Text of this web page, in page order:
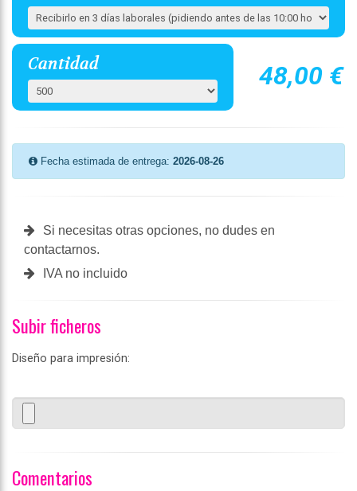
Cantidad 48,00 €
Fecha estimada de entrega: 2026-08-26
Si necesitas otras opciones, no dudes en
contactarnos.
IVA no incluido
Subir ficheros
Diseño para impresión:
Comentarios